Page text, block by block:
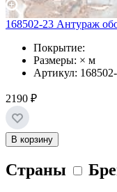
168502-23 Антураж
Покрытие:
Размеры: × м
Артикул:
2190 ₽
В корзину
Страны